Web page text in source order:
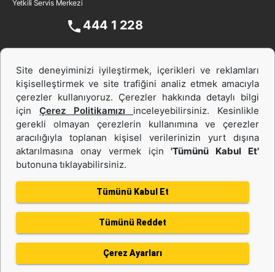
Yetkili Servis Merkezi
444 1 228
İş Makinası ve Güç Sistemleri
İkinci el ve Kiralama
Gizlilik Politikası
Kullanım Şartları
Çerez politikası
Bilgi Toplumu Hizmeti
Kişisel Verilerin Korunması
Site deneyiminizi iyileştirmek, içerikleri ve reklamları
kişiselleştirmek ve site trafiğini analiz etmek amacıyla
çerezler kullanıyoruz. Çerezler hakkında detaylı bilgi
için Çerez Politikamızı inceleyebilirsiniz. Kesinlikle
gerekli olmayan çerezlerin kullanımına ve çerezler
aracılığıyla toplanan kişisel verilerinizin yurt dışına
aktarılmasına onay vermek için'Tümünü Kabul Et'
butonuna tıklayabilirsiniz.
Tümünü Kabul Et
Tümünü Reddet
Çerez Ayarları